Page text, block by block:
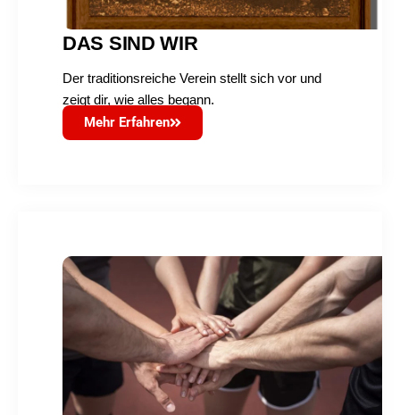
DAS SIND WIR
Der traditionsreiche Verein stellt sich vor und
zeigt dir, wie alles begann.
Mehr Erfahren